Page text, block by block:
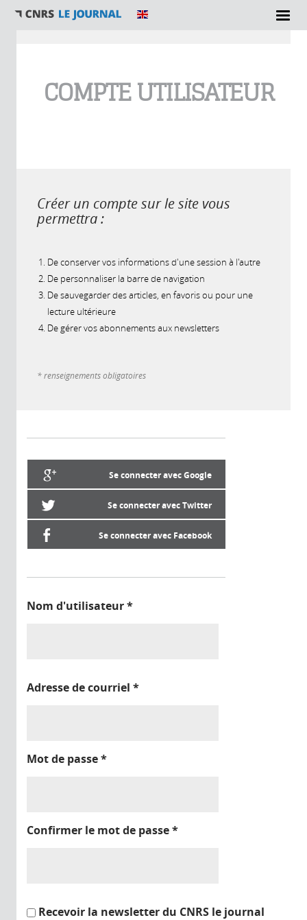
COMPTE UTILISATEUR
Créer un compte sur le site vous
permettra :
De conserver vos informations d'une session à l'autre
De personnaliser la barre de navigation
De sauvegarder des articles, en favoris ou pour une
lecture ultérieure
De gérer vos abonnements aux newsletters
* renseignements obligatoires
Se connecter avec Google
Se connecter avec Twitter
Se connecter avec Facebook
Nom d'utilisateur*
Adresse de courriel *
Mot de passe*
Confirmer le mot de passe*
Recevoir la newsletter du CNRS le journal